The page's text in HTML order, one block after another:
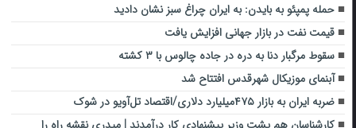
حمله پمپئو به بایدن: به ایران چراغ سبز نشان دادید
قیمت نفت در بازار جهانی افزایش یافت
سقوط مرگبار دنا به دره در جاده چالوس با ۳ کشته
آبنمای موزیکال شهرقدس افتتاح شد
ضربه ایران به بازار ۴۷۵میلیارد دلاری/اقتصاد تل‌آویو در شوک